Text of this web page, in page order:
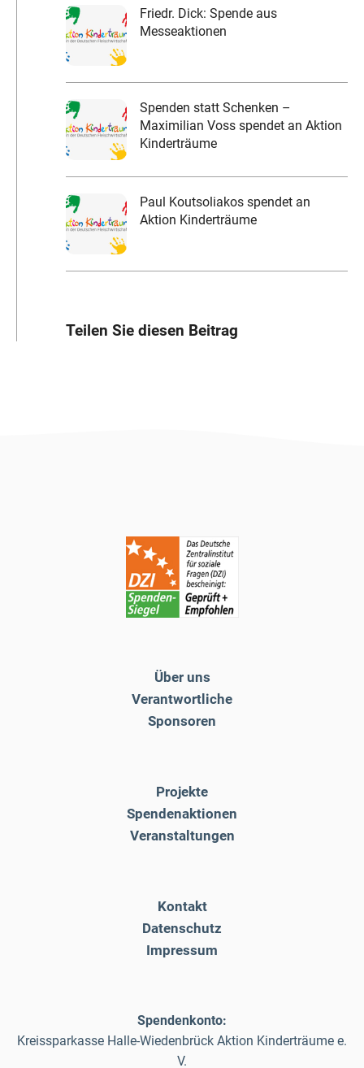
Friedr. Dick: Spende aus
Messeaktionen
Spenden statt Schenken –
Maximilian Voss spendet an Aktion
Kinderträume
Paul Koutsoliakos spendet an
Aktion Kinderträume
Teilen Sie diesen Beitrag
Über uns
Verantwortliche
Sponsoren
Projekte
Spendenaktionen
Veranstaltungen
Kontakt
Datenschutz
Impressum
Spendenkonto:
Kreissparkasse Halle-Wiedenbrück Aktion Kinderträume e.
V.